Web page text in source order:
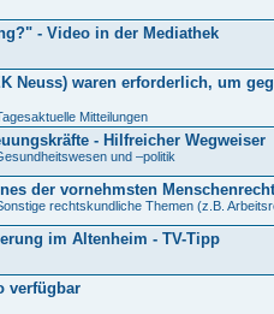
- Video in der Mediathek
Neuss) waren erforderlich, um
Mitteilungen
- Hilfreicher Wegweiser
und –politik
der vornehmsten
rechtskundliche Themen (z.B.
im Altenheim - TV-Tipp
verfügbar